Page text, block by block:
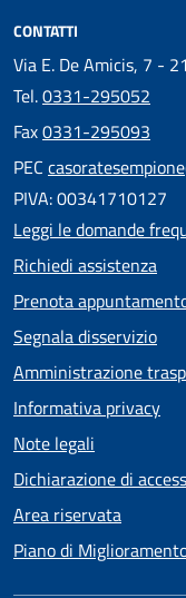
CONTATTI
Via E. De Amicis, 7 -
Tel.0331-295052
Fax0331-295093
PEC
PIVA: 00341710127
Leggi le domande
Richiedi assistenza
Prenota
Segnala disservizio
Amministrazione
Informativa privacy
Note legali
Dichiarazione di
Area riservata
Piano di